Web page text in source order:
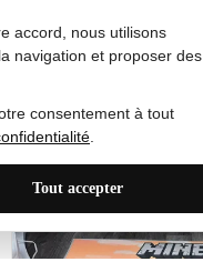
accord, nous utilisons
navigation et proposer des
consentement à tout
Tout accepter